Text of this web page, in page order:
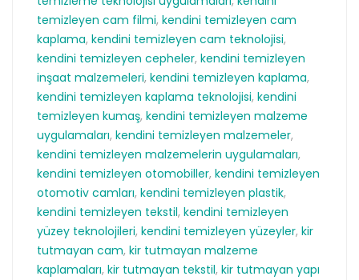
temizleyen cam filmi, kendini temizleyen cam
kaplama, kendini temizleyen cam teknolojisi,
kendini temizleyen cepheler, kendini temizleyen
inşaat malzemeleri, kendini temizleyen kaplama,
kendini temizleyen kaplama teknolojisi, kendini
temizleyen kumaş, kendini temizleyen malzeme
uygulamaları, kendini temizleyen malzemeler,
kendini temizleyen malzemelerin uygulamaları,
kendini temizleyen otomobiller, kendini temizleyen
otomotiv camları, kendini temizleyen plastik,
kendini temizleyen tekstil, kendini temizleyen
yüzey teknolojileri, kendini temizleyen yüzeyler, kir
tutmayan cam, kir tutmayan malzeme
kaplamaları, kir tutmayan tekstil, kir tutmayan yapı